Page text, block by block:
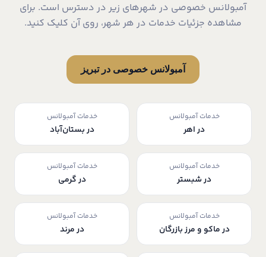
آمبولانس خصوصی در شهرهای زیر در دسترس است. برای
مشاهده جزئیات خدمات در هر شهر، روی آن کلیک کنید.
آمبولانس خصوصی در تبریز
خدمات آمبولانس
در اهر
خدمات آمبولانس
در بستان‌آباد
خدمات آمبولانس
در شبستر
خدمات آمبولانس
در گرمی
خدمات آمبولانس
در ماکو و مرز بازرگان
خدمات آمبولانس
در مرند